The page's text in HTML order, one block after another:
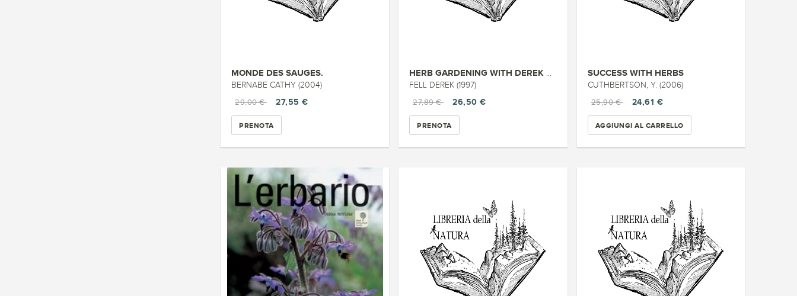
MONDE DES SAUGES.
BERNABE CATHY (2004)
29,00 €
27,55 €
PRENOTA
HERB GARDENING WITH DEREK FELL
FELL DEREK (1997)
27,89 €
26,50 €
PRENOTA
SUCCESS WITH HERBS
CUTHBERTSON, Y. (2006)
25,90 €
24,61 €
AGGIUNGI AL CARRELLO